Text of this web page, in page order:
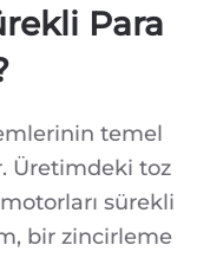
Para
temel
Üretimdeki toz
sürekli
bir zincirleme